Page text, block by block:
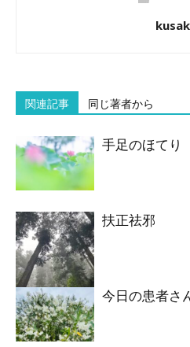
関連記事 同じ著者から
手足のほてり
扶正祛邪
今日の患者さ